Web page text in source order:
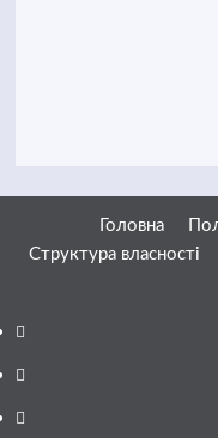
Головна
Структура власності
Facebook
YouTube
Telegram